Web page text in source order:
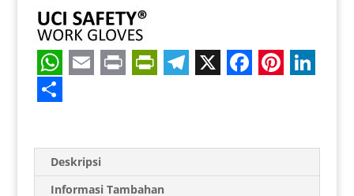
W
h
i
l
n
t t g
h
Deskripsi
Informasi Tambahan